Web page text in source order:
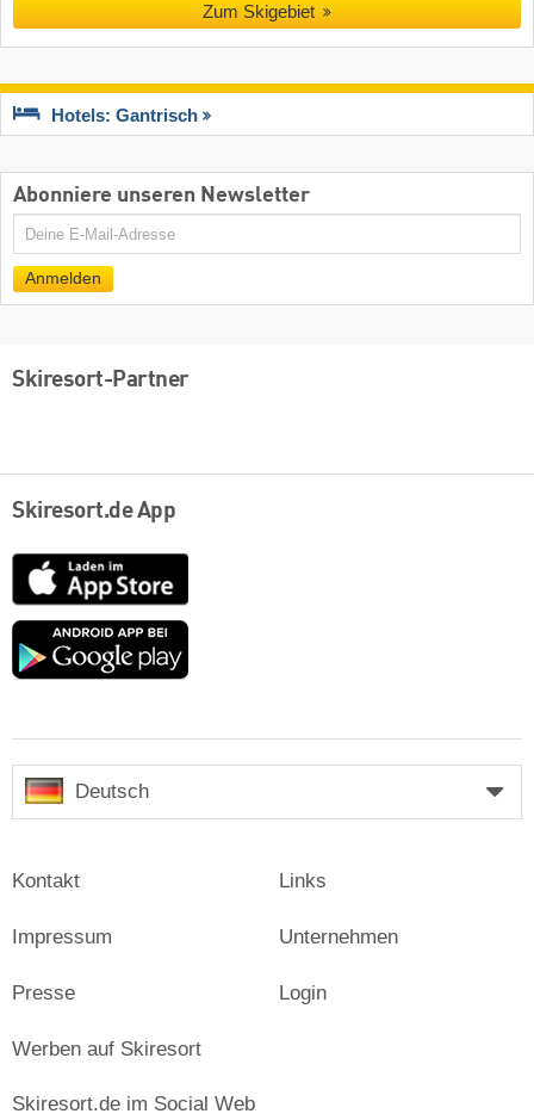
Zum Skigebiet
Hotels: Gantrisch
Abonniere unseren Newsletter
E-
Anmelden
Skiresort-Partner
Skiresort.de App
App
Store
Google
Deutsch
Kontakt
Impressum
Presse
Links
Unternehmen
Login
Werben auf Skiresort
Skiresort.de im Social Web